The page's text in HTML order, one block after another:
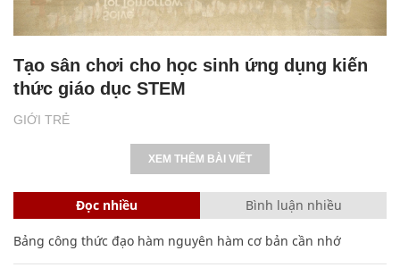
GIỚI TRẺ
Tạo sân chơi cho học sinh ứng dụng kiến
thức giáo dục STEM
XEM THÊM BÀI VIẾT
Đọc nhiều Bình luận nhiều
Bảng công thức đạo hàm nguyên hàm cơ bản cần nhớ